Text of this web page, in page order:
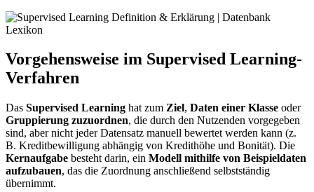
Vorgehensweise im Supervised Learning-
Verfahren
Das Supervised Learning hat zum Ziel, Daten einer Klasse oder
Gruppierung zuzuordnen, die durch den Nutzenden vorgegeben
sind, aber nicht jeder Datensatz manuell bewertet werden kann (z.
B. Kreditbewilligung abhängig von Kredithöhe und Bonität). Die
Kernaufgabe besteht darin, ein Modell mithilfe von Beispieldaten
aufzubauen, das die Zuordnung anschließend selbstständig
übernimmt.